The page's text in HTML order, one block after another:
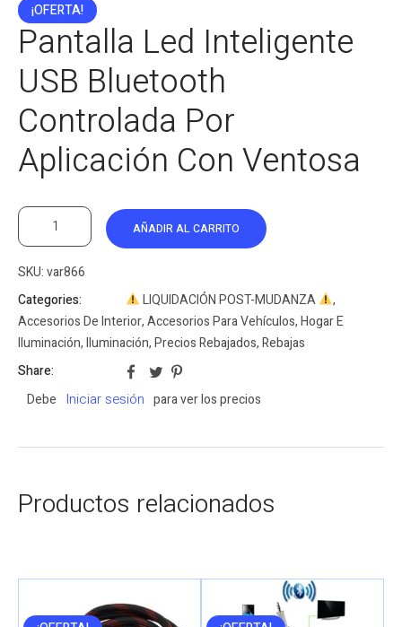
¡OFERTA!
Pantalla Led Inteligente
USB Bluetooth
Controlada Por
Aplicación Con Ventosa
AÑADIR AL CARRITO
SKU:var866
Categories:
LIQUIDACIÓN POST-MUDANZA
,
Accesorios De Interior,Accesorios Para Vehículos,Hogar E
Iluminación,Iluminación,Precios Rebajados,Rebajas
Share:
Debe
Iniciar sesión para ver los precios
Productos relacionados